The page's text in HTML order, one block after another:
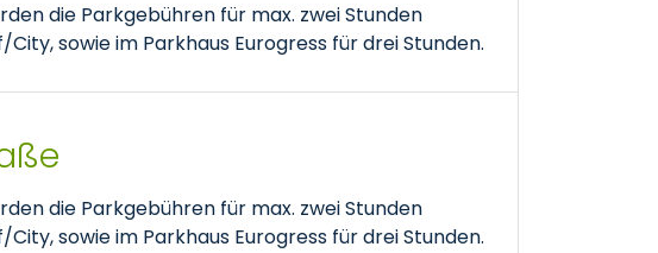
die Parkgebühren für max. zwei Stunden
sowie im Parkhaus Eurogress für drei Stunden.
die Parkgebühren für max. zwei Stunden
sowie im Parkhaus Eurogress für drei Stunden.